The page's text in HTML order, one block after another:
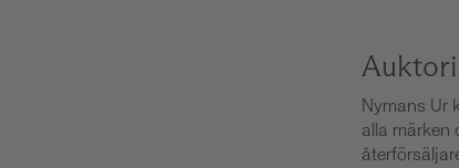
Nymans Ur
alla märken